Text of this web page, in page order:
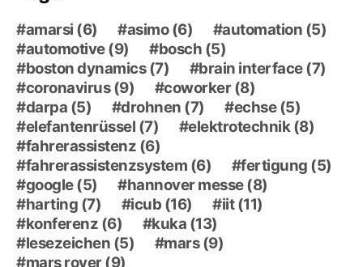
amarsi (6) asimo(6) automation (5)
automotive(9) bosch (5)
boston dynamics(7) brain interface(7)
coronavirus(9) coworker(8)
darpa (5) drohnen (7) echse(5)
elefantenrüssel (7) elektrotechnik(8)
fahrerassistenz (6)
fahrerassistenzsystem (6) fertigung (5)
google(5) hannover messe(8)
harting (7) icub (16) iit(11)
konferenz (6) kuka (13)
lesezeichen (5) mars(9)
mars rover(9)